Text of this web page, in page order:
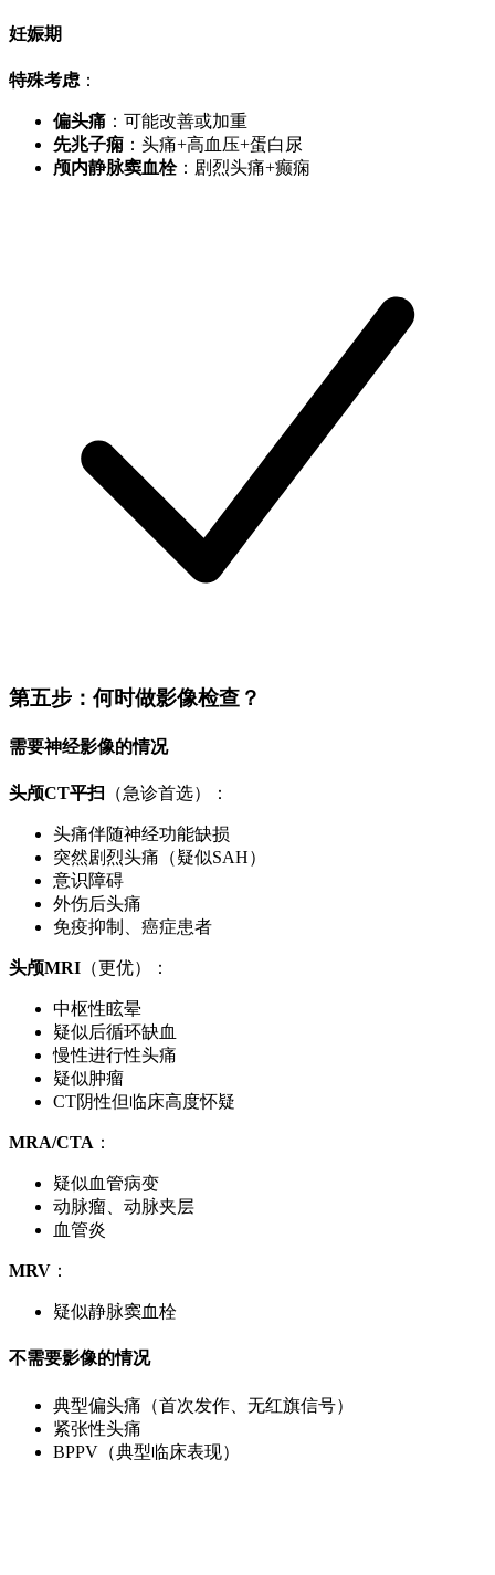
妊娠期
特殊考虑 ：
偏头痛 ：可能改善或加重
先兆子痫 ：头痛+高血压+蛋白尿
颅内静脉窦血栓：剧烈头痛+癫痫
第五步：何时做影像检查？
需要神经影像的情况
头颅CT平扫 （急诊首选）：
头痛伴随神经功能缺损
突然剧烈头痛（疑似SAH）
意识障碍
外伤后头痛
免疫抑制、癌症患者
头颅MRI （更优）：
中枢性眩晕
疑似后循环缺血
慢性进行性头痛
疑似肿瘤
CT阴性但临床高度怀疑
MRA/CTA ：
疑似血管病变
动脉瘤、动脉夹层
血管炎
MRV ：
疑似静脉窦血栓
不需要影像的情况
典型偏头痛（首次发作、无红旗信号）
紧张性头痛
BPPV（典型临床表现）